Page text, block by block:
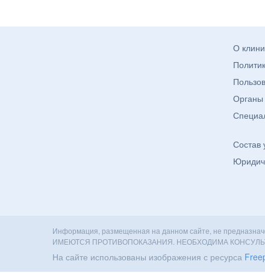
О
Органы
Состав
Информация, размещенная на данном сайте, не
ИМЕЮТСЯ ПРОТИВОПОКАЗАНИЯ. НЕОБХОДИМА
На сайте использованы изображения с ресурса